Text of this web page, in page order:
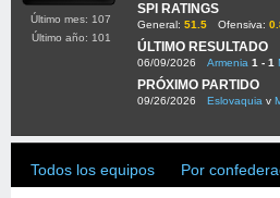
SPI RATINGS
General: 51.5 Ofensiva:
ÚLTIMO RESULTADO
06/09/2026 Armenia 1 - 1
PRÓXIMO PARTIDO
09/26/2026 Eslovaquia v
Último mes: 107
Último año: 101
Todos los equipos Por